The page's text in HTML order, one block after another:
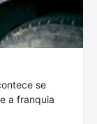
se
a franquia